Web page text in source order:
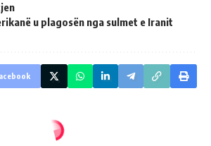
u plagosën nga sulmet e Iranit